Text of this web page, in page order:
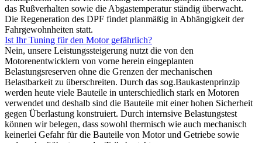
das Rußverhalten sowie die Abgastemperatur ständig überwacht.
Die Regeneration des DPF findet planmäßig in Abhängigkeit der
Fahrgewohnheiten statt.
Ist Ihr Tuning für den Motor gefährlich?
Nein, unsere Leistungssteigerung nutzt die von den
Motorenentwicklern von vorne herein eingeplanten
Belastungsreserven ohne die Grenzen der mechanischen
Belastbarkeit zu überschreiten. Durch das sog.Baukastenprinzip
werden heute viele Bauteile in unterschiedlich stark en Motoren
verwendet und deshalb sind die Bauteile mit einer hohen Sicherheit
gegen Überlastung konstruiert. Durch internsive Belastungstest
können wir belegen, dass sowohl thermisch wie auch mechanisch
keinerlei Gefahr für die Bauteile von Motor und Getriebe sowie